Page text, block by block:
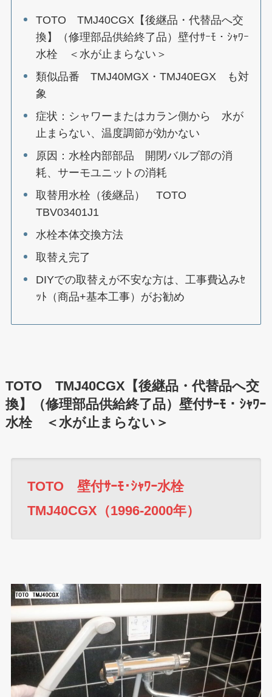
TOTO TMJ40CGX【後継品・代替品へ交
換】（修理部品供給終了品）壁付ｻｰﾓ・ｼｬﾜｰ
水栓 ＜水が止まらない＞
類似品番 TMJ40MGX・TMJ40EGX も対
象
症状：シャワーまたはカラン側から 水が
止まらない、温度調節が効かない
原因：水栓内部部品 開閉バルブ部の消
耗、サーモユニットの消耗
取替用水栓（後継品） TOTO
TBV03401J1
水栓本体交換方法
取替え完了
DIYでの取替えが不安な方は、工事費込みｾ
ｯﾄ（商品+基本工事）がお勧め
TOTO TMJ40CGX【後継品・代替品へ交
換】（修理部品供給終了品）壁付ｻｰﾓ・ｼｬﾜｰ
水栓 ＜水が止まらない＞
TOTO 壁付ｻｰﾓ･ｼｬﾜｰ水栓
TMJ40CGX（1996-2000年）